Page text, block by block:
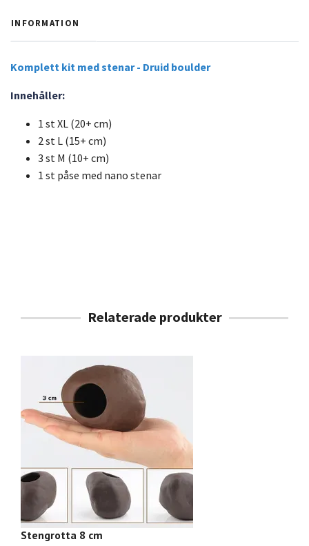
INFORMATION
Komplett kit med stenar - Druid boulder
Innehåller:
1 st XL (20+ cm)
2 st L (15+ cm)
3 st M (10+ cm)
1 st påse med nano stenar
Stengrotta 8 cm